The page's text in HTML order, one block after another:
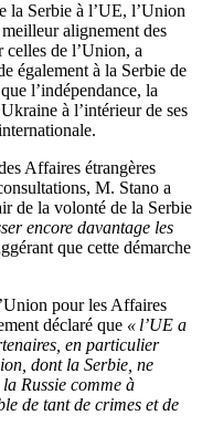
la Serbie à l’UE, l’Union
alignement des
celles de l’Union, a
également à la Serbie de
l’indépendance, la
à l’intérieur de ses
Affaires étrangères
M. Stano a
de la volonté de la Serbie
encore davantage les
que cette démarche
pour les Affaires
déclaré que « l’UE a
en particulier
dont la Serbie, ne
Russie comme à
de tant de crimes et de